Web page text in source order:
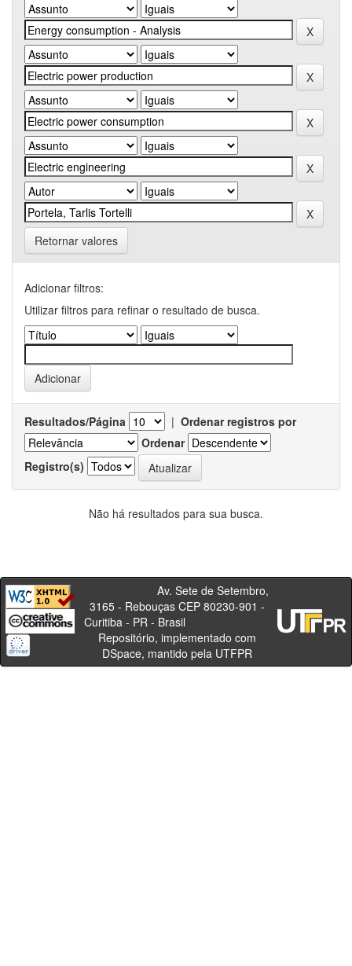
Retornar valores
Adicionar filtros:
Utilizar filtros para refinar o resultado de busca.
Resultados/Página | Ordenar registros por
Ordenar
Registro(s)
Não há resultados para sua busca.
Av. Sete de Setembro,
3165 - Rebouças CEP 80230-901 -
Curitiba - PR - Brasil
Repositório, implementado com
DSpace, mantido pela UTFPR